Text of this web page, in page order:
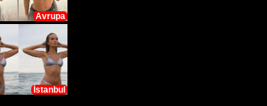
Avrupa
İstanbul